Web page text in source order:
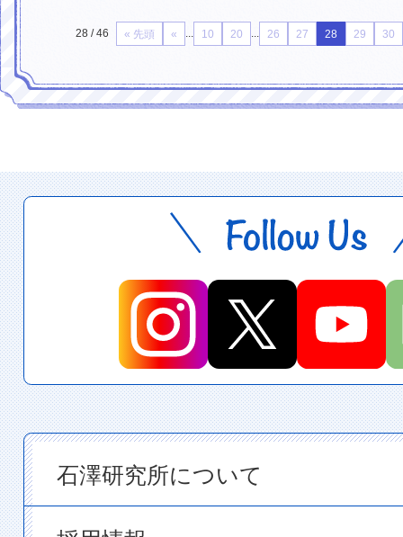
28 / 46 « 先頭 « 10 20 26 27 28 29 30
石澤研究所について